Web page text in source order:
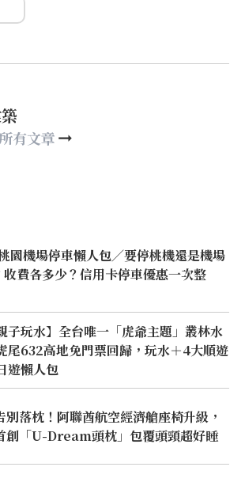
有文章
園機場停車懶人包／要停桃機還是機場
收費各多少？信用卡停車優惠一次整
子玩水】全台唯一「虎爺主題」叢林水
尾632高地免門票回歸，玩水＋4大順遊
遊懶人包
別落枕！阿聯酋航空經濟艙座椅升級，
創「U-Dream頭枕」包覆頭頸超好睡